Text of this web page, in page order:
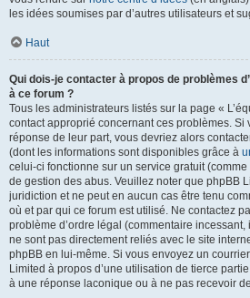
les idées soumises par d’autres utilisateurs et
Haut
Qui dois-je contacter à propos de problèmes
à ce forum ?
Tous les administrateurs listés sur la page «
contact approprié concernant ces problèmes. Si
réponse de leur part, vous devriez alors
(dont les informations sont disponibles grâce à
celui-ci fonctionne sur un service gratuit (comme
de gestion des abus. Veuillez noter que phpBB
juridiction et ne peut en aucun cas être tenu
où et par qui ce forum est utilisé. Ne contactez
problème d’ordre légal (commentaire
ne sont pas directement reliés avec le site
phpBB en lui-même. Si vous envoyez un
Limited à propos d’une utilisation de tierce
à une réponse laconique ou à ne pas recevoir